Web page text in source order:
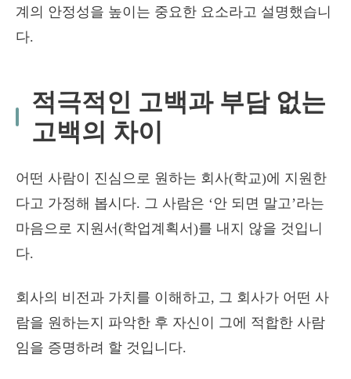
계의 안정성을 높이는 중요한 요소라고 설명했습니
다.
적극적인 고백과 부담 없는
고백의 차이
어떤 사람이 진심으로 원하는 회사(학교)에 지원한
다고 가정해 봅시다. 그 사람은 ‘안 되면 말고’라는
마음으로 지원서(학업계획서)를 내지 않을 것입니
다.
회사의 비전과 가치를 이해하고, 그 회사가 어떤 사
람을 원하는지 파악한 후 자신이 그에 적합한 사람
임을 증명하려 할 것입니다.